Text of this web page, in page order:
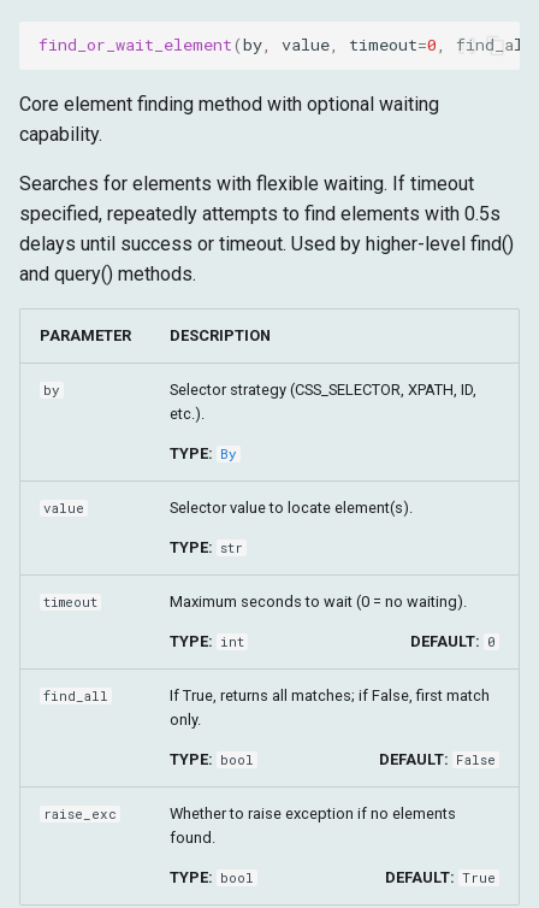
find_or_wait_element(by, value, timeout=0, find_all
Core element finding method with optional waiting
capability.
Searches for elements with flexible waiting. If timeout
specified, repeatedly attempts to find elements with 0.5s
delays until success or timeout. Used by higher-level find()
and query() methods.
PARAMETER DESCRIPTION
by
Selector strategy (CSS_SELECTOR, XPATH, ID,
etc.).
TYPE: By
value Selector value to locate element(s).
TYPE: str
timeout Maximum seconds to wait (0 = no waiting).
TYPE: int DEFAULT: 0
find_all
If True, returns all matches; if False, first match
only.
TYPE: bool DEFAULT: False
raise_exc
Whether to raise exception if no elements
found.
TYPE: bool DEFAULT: True